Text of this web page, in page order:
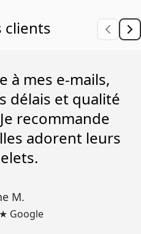
clients
à mes e-mails,
délais et qualité
recommande
adorent leurs
M.
Google